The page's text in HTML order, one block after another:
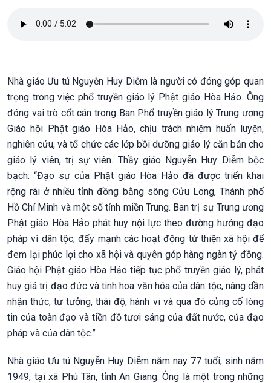
Nhà giáo Ưu tú Nguyễn Huy Diễm là người có đóng góp quan
trọng trong việc phổ truyền giáo lý Phật giáo Hòa Hảo. Ông
đóng vai trò cốt cán trong Ban Phổ truyền giáo lý Trung ương
Giáo hội Phật giáo Hòa Hảo, chịu trách nhiệm huấn luyện,
nghiên cứu, và tổ chức các lớp bồi dưỡng giáo lý căn bản cho
giáo lý viên, trị sự viên. Thầy giáo Nguyễn Huy Diễm bộc
bạch: “Đạo sự của Phật giáo Hòa Hảo đã được triển khai
rộng rãi ở nhiều tỉnh đồng bằng sông Cửu Long, Thành phố
Hồ Chí Minh và một số tỉnh miền Trung. Ban trị sự Trung ương
Phật giáo Hòa Hảo phát huy nội lực theo đường hướng đạo
pháp vì dân tộc, đẩy mạnh các hoạt động từ thiện xã hội để
đem lại phúc lợi cho xã hội và quyên góp hàng ngàn tỷ đồng.
Giáo hội Phật giáo Hòa Hảo tiếp tục phổ truyền giáo lý, phát
huy giá trị đạo đức và tinh hoa văn hóa của dân tộc, nâng dần
nhận thức, tư tưởng, thái độ, hành vi và qua đó củng cố lòng
tin của toàn đạo và tiền đồ tươi sáng của đất nước, của đạo
pháp và của dân tộc.”
Nhà giáo Ưu tú Nguyễn Huy Diễm năm nay 77 tuổi, sinh năm
1949, tại xã Phú Tân, tỉnh An Giang. Ông là một trong những